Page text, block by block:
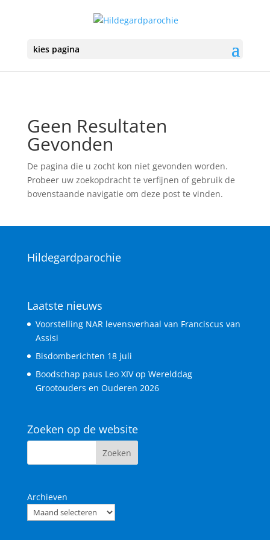
kies pagina
Geen Resultaten
Gevonden
De pagina die u zocht kon niet gevonden worden.
Probeer uw zoekopdracht te verfijnen of gebruik de
bovenstaande navigatie om deze post te vinden.
Hildegardparochie
Laatste nieuws
Voorstelling NAR levensverhaal van Franciscus van
Assisi
Bisdomberichten 18 juli
Boodschap paus Leo XIV op Werelddag
Grootouders en Ouderen 2026
Zoeken op de website
Archieven